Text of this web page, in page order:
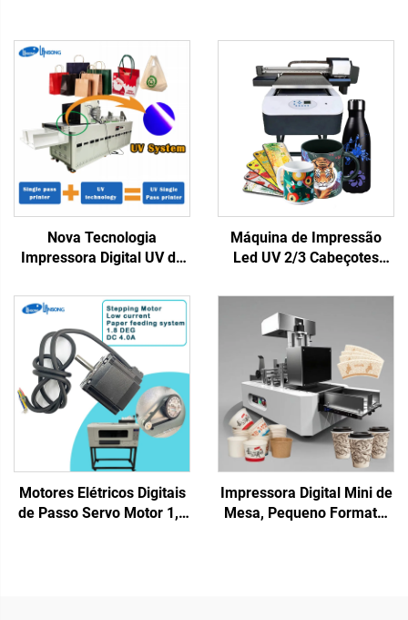
Nova Tecnologia
Impressora Digital UV de
Saco Plástico, Sacola de
Presente, Caixa de
Plástico, Papel Cartão,
Folheto, Revista,
Impressão em Uma
Passagem
Máquina de Impressão
Led UV 2/3 Cabeçotes
Impressora de Plataforma
Plana UV para Materiais
Rígidos Capa de Telefone
Acrílico Metal Impressão
Motores Elétricos Digitais
de Passo Servo Motor 1,8
Impressora Digital Mini de
Mesa, Pequeno Formato,